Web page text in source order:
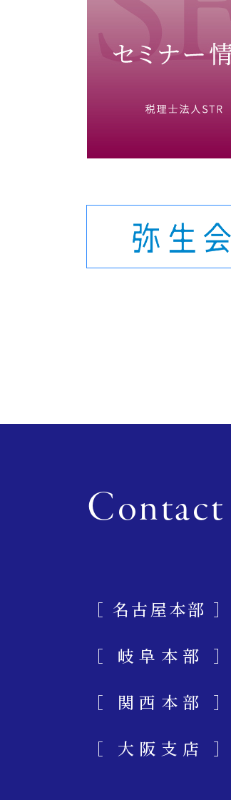
Contact
［ 名古屋本部 ］
［ 岐阜本部 ］
［ 関西本部 ］
［ 大阪支店 ］